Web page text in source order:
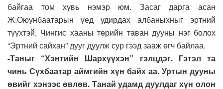
байгаа том хувь нэмэр юм. Засаг дарга асан
Ж.Оюунбаатарын үед удирдах албаныхныг эртний
түүхтэй, Чингис хааны төрийн таван дууны нэг болох
“Эртний сайхан” дууг дуулж сур гээд зааж өгч байлаа.
-Таныг “Хэнтийн Шархүүхэн” гэлцдэг. Гэтэл та
чинь Сүхбаатар аймгийн хүн байх аа. Уртын дууны
өвийг хэнээс өвлөв. Танай удамд дуулдаг хүн олон